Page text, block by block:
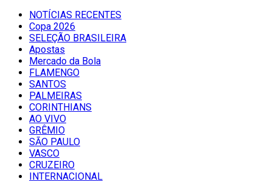
NOTÍCIAS RECENTES
Copa 2026
SELEÇÃO BRASILEIRA
Apostas
Mercado da Bola
FLAMENGO
SANTOS
PALMEIRAS
CORINTHIANS
AO VIVO
GRÊMIO
SĀO PAULO
VASCO
CRUZEIRO
INTERNACIONAL